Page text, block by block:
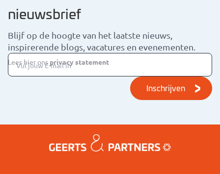
nieuwsbrief
Blijf op de hoogte van het laatste nieuws,
inspirerende blogs, vacatures en evenementen.
Inschrijven
Lees hier ons privacy statement